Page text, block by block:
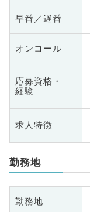
早番／遅番
オンコール
応募資格・
経験
求人特徴
勤務地
勤務地